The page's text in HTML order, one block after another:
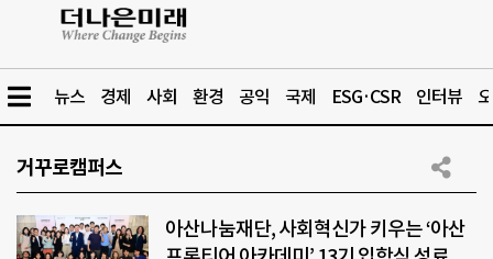
뉴스 경제 사회 환경 공익 국제 ESG·CSR 인터뷰
거꾸로캠퍼스
아산나눔재단, 사회혁신가 키우는 ‘아산